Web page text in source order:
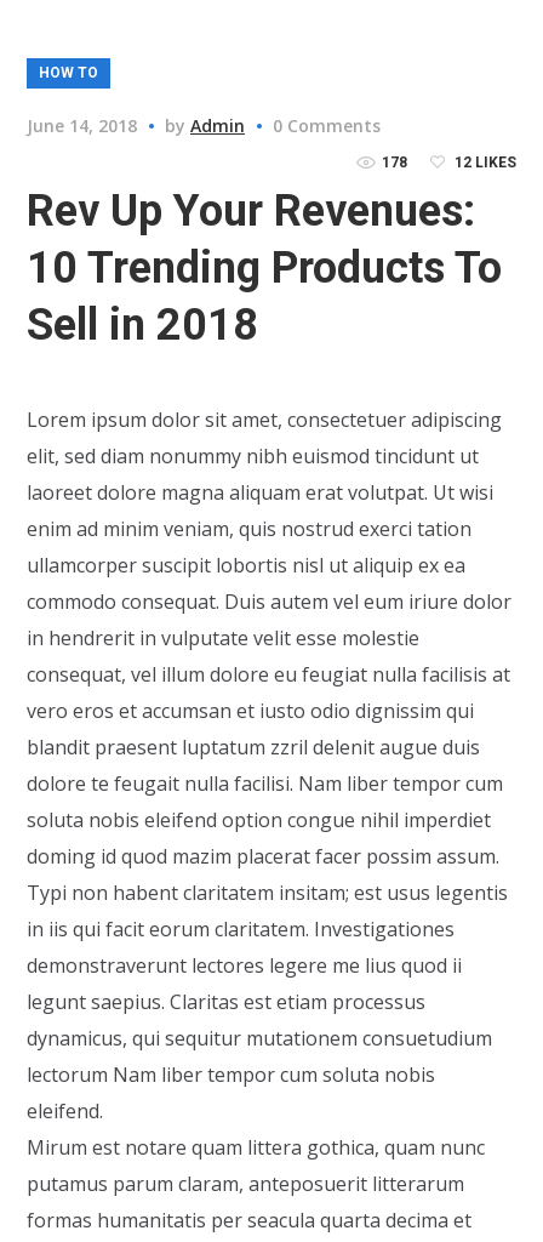
HOW TO
June 14, 2018 byAdmin 0 Comments
12 LIKES
178
Rev Up Your Revenues:
10 Trending Products To
Sell in 2018
Lorem ipsum dolor sit amet, consectetuer adipiscing
elit, sed diam nonummy nibh euismod tincidunt ut
laoreet dolore magna aliquam erat volutpat. Ut wisi
enim ad minim veniam, quis nostrud exerci tation
ullamcorper suscipit lobortis nisl ut aliquip ex ea
commodo consequat. Duis autem vel eum iriure dolor
in hendrerit in vulputate velit esse molestie
consequat, vel illum dolore eu feugiat nulla facilisis at
vero eros et accumsan et iusto odio dignissim qui
blandit praesent luptatum zzril delenit augue duis
dolore te feugait nulla facilisi. Nam liber tempor cum
soluta nobis eleifend option congue nihil imperdiet
doming id quod mazim placerat facer possim assum.
Typi non habent claritatem insitam; est usus legentis
in iis qui facit eorum claritatem. Investigationes
demonstraverunt lectores legere me lius quod ii
legunt saepius. Claritas est etiam processus
dynamicus, qui sequitur mutationem consuetudium
lectorum Nam liber tempor cum soluta nobis
eleifend.
Mirum est notare quam littera gothica, quam nunc
putamus parum claram, anteposuerit litterarum
formas humanitatis per seacula quarta decima et